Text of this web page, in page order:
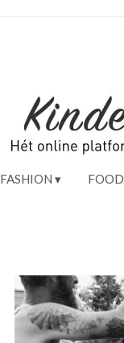
FASHION FOOD